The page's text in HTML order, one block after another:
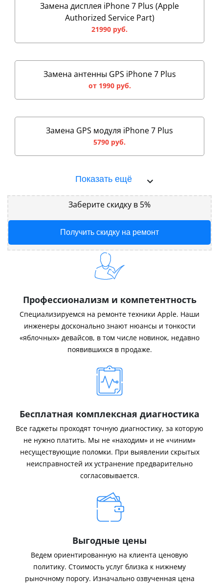
Замена дисплея iPhone 7 Plus (Apple
Authorized Service Part)
21990 руб.
Замена антенны GPS iPhone 7 Plus
от 1990 руб.
Замена GPS модуля iPhone 7 Plus
5790 руб.
Показать ещё
Заберите скидку в 5%
Получить скидку на ремонт
Профессионализм и компетентность
Специализируемся на ремонте техники Apple. Наши
инженеры досконально знают нюансы и тонкости
«яблочных» девайсов, в том числе новинок, недавно
появившихся в продаже.
Бесплатная комплексная диагностика
Все гаджеты проходят точную диагностику, за которую
не нужно платить. Мы не «находим» и не «чиним»
несуществующие поломки. При выявлении скрытых
неисправностей их устранение предварительно
согласовывается.
Выгодные цены
Ведем ориентированную на клиента ценовую
политику. Стоимость услуг близка к нижнему
рыночному порогу. Изначально озвученная цена